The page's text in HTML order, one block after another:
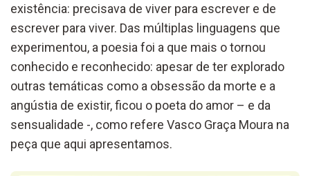
existência: precisava de viver para escrever e de
escrever para viver. Das múltiplas linguagens que
experimentou, a poesia foi a que mais o tornou
conhecido e reconhecido: apesar de ter explorado
outras temáticas como a obsessão da morte e a
angústia de existir, ficou o poeta do amor – e da
sensualidade -, como refere Vasco Graça Moura na
peça que aqui apresentamos.